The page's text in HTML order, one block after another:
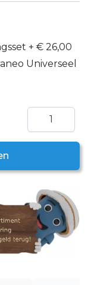
+ € 26,00
Universeel
Aantal